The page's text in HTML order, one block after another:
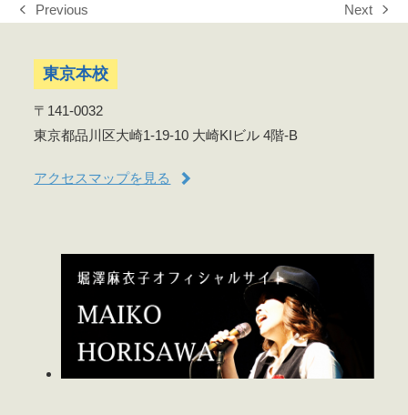
previous
Previous
next
Next
東京本校
〒141-0032
東京都品川区大崎1-19-10 大崎KIビル 4階-B
アクセスマップを見る